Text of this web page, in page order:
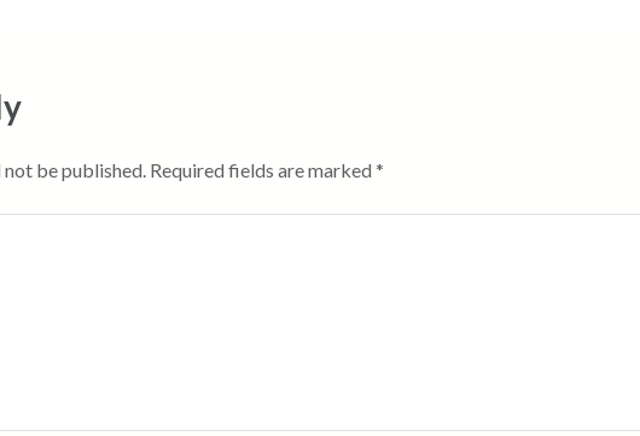
be published. Required fields are marked *